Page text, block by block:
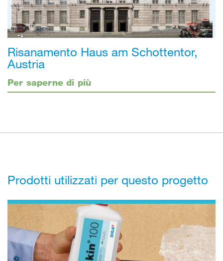
Risanamento Haus am Schottentor,
Austria
Per saperne di più
Prodotti utilizzati per questo progetto